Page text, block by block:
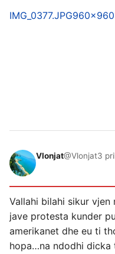
IMG_0377.JPG960×960
Vlonjat@Vlonjat3
Vallahi bilahi sikur
jave protesta kunder
amerikanet dhe eu ti
hopa…na ndodhi dicka